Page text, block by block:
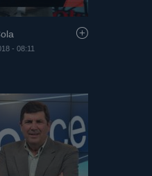
- 08:11